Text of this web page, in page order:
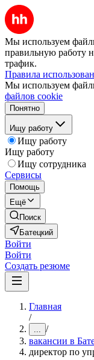
Мы используем
правильную работу
трафик.
Правила
Мы используем
файлов cookie
Понятно
Ищу работу
Ищу работу
Ищу работу
Ищу сотрудника
Сервисы
Помощь
Ещё
Поиск
Батецкий
Войти
Войти
Создать резюме
Главная
/
... /
вакансии в
директор по